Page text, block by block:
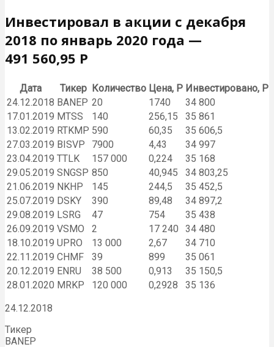
Инвестировал в акции с декабря
2018 по январь 2020 года —
491 560,95 Р
Дата Тикер Количество Цена, Р Инвестировано, Р
24.12.2018 BANEP 20 1740
34 800
17.01.2019 MTSS 140 256,15
35 861
13.02.2019 RTKMP 590 60,35
35 606,5
27.03.2019 BISVP 7900 4,43
34 997
23.04.2019 TTLK 157 000 0,224
35 168
29.05.2019 SNGSP 850 40,945
34 803,25
21.06.2019 NKHP 145 244,5
35 452,5
25.07.2019 DSKY 390 89,48
34 897,2
29.08.2019 LSRG 47 754
35 438
26.09.2019 VSMO 2 17 240
34 480
18.10.2019 UPRO 13 000 2,67
34 710
22.11.2019 CHMF 39 899
35 061
20.12.2019 ENRU 38 500 0,913
35 150,5
28.01.2020 MRKP 120 000 0,2928
35 136
24.12.2018
Тикер
BANEP